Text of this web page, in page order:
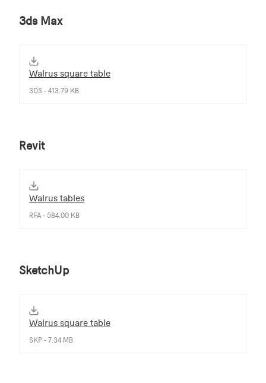
3ds Max
Walrus square table
3DS - 413.79 KB
Revit
Walrus tables
RFA - 584.00 KB
SketchUp
Walrus square table
SKP - 7.34 MB